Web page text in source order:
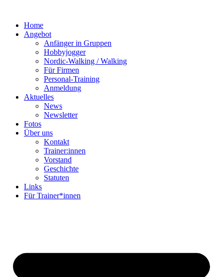
Home
Angebot
Anfänger in Gruppen
Hobbyjogger
Nordic-Walking / Walking
Für Firmen
Personal-Training
Anmeldung
Aktuelles
News
Newsletter
Fotos
Über uns
Kontakt
Trainer:innen
Vorstand
Geschichte
Statuten
Links
Für Trainer*innen